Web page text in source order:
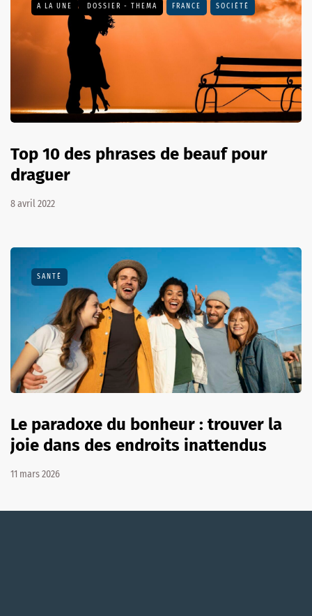
A LA UNE DOSSIER - THEMA FRANCE SOCIÉTÉ
Top 10 des phrases de beauf pour
draguer
8 avril 2022
SANTÉ
Le paradoxe du bonheur : trouver la
joie dans des endroits inattendus
11 mars 2026